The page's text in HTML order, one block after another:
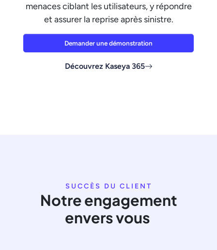
menaces ciblant les utilisateurs, y répondre
et assurer la reprise après sinistre.
Demander une démonstration
Découvrez Kaseya 365
SUCCÈS DU CLIENT
Notre engagement
envers vous